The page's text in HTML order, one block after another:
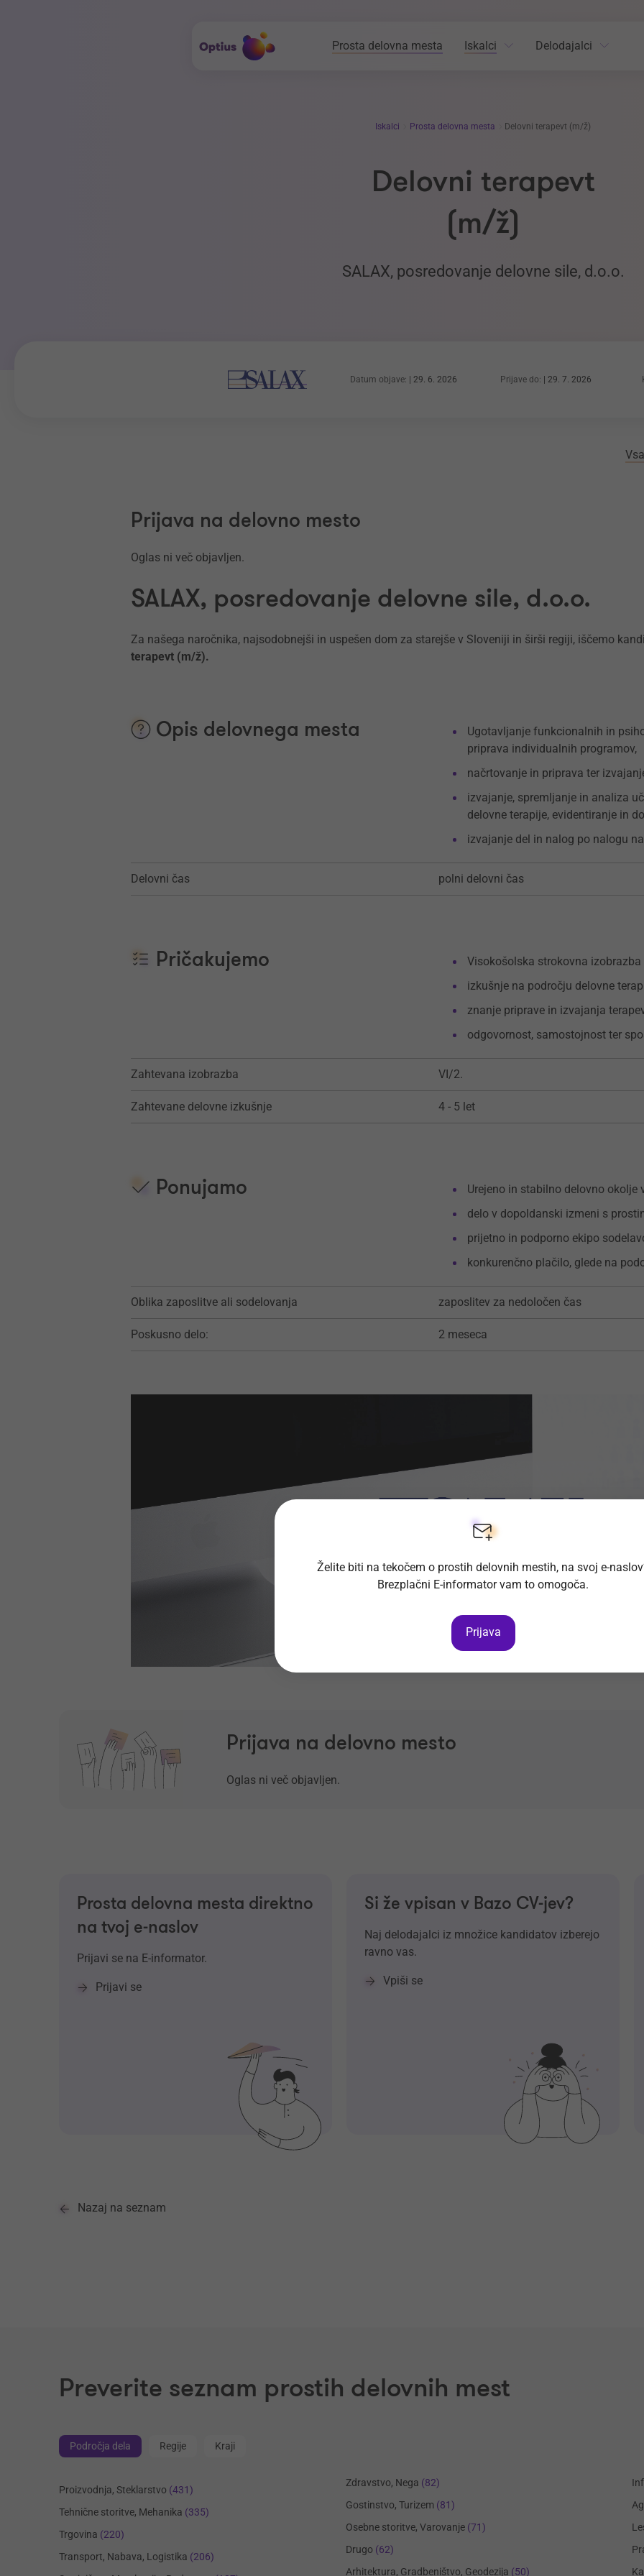
Prosta delovna mesta Iskalci Delodajalci
Iskalci Prosta delovna mesta Delovni terapevt (m/ž)
Delovni terapevt
(m/ž)
SALAX, posredovanje delovne sile, d.o.o.
Datum objave: 29. 6. 2026 Prijave do: 29. 7. 2026
Prijava na delovno mesto
Oglas ni več objavljen.
SALAX, posredovanje delovne sile, d.o.o.
Za našega naročnika, najsodobnejši in uspešen dom za starejše v Sloveniji in širši regiji, iščemo
terapevt (m/ž).
Opis delovnega mesta
Ugotavljanje funkcionalnih in
priprava individualnih programov,
načrtovanje in priprava ter
izvajanje, spremljanje in analiza
delovne terapije, evidentiranje in
izvajanje del in nalog po nalogu
Delovni čas polni delovni čas
Pričakujemo
Visokošolska strokovna
izkušnje na področju delovne
znanje priprave in izvajanja
odgovornost, samostojnost ter
Zahtevana izobrazba VI/2.
Zahtevane delovne izkušnje 4 - 5 let
Ponujamo
Urejeno in stabilno delovno okolje
delo v dopoldanski izmeni s
prijetno in podporno ekipo
konkurenčno plačilo, glede na
Oblika zaposlitve ali sodelovanja zaposlitev za nedoločen čas
Poskusno delo: 2 meseca
Prijava na delovno mesto
Oglas ni več objavljen.
Prosta delovna mesta direktno
na tvoj e-naslov
Prijavi se na E-informator.
Prijavi se
Si že vpisan v Bazo CV-jev?
Naj delodajalci iz množice kandidatov izberejo
ravno vas.
Vpiši se
Nazaj na seznam
Preverite seznam prostih delovnih mest
Področja dela Regije Kraji
Proizvodnja, Steklarstvo (431)
Tehnične storitve, Mehanika (335)
Trgovina (220)
Transport, Nabava, Logistika (206)
Zdravstvo, Nega (82)
Gostinstvo, Turizem (81)
Osebne storitve, Varovanje (71)
Drugo (62)
Arhitektura, Gradbeništvo, Geodezija (50)
Želite biti na tekočem o prostih delovnih mestih, na svoj e-
Brezplačni E-informator vam to omogoča.
Prijava